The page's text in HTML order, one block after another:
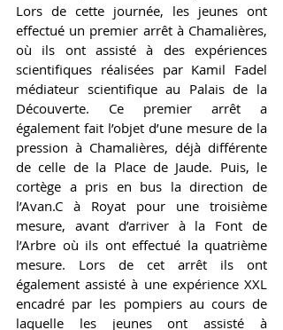
Lors de cette journée, les jeunes ont
effectué un premier arrêt à Chamalières,
où ils ont assisté à des expériences
scientifiques réalisées par Kamil Fadel
médiateur scientifique au Palais de la
Découverte. Ce premier arrêt a
également fait l’objet d’une mesure de la
pression à Chamalières, déjà différente
de celle de la Place de Jaude. Puis, le
cortège a pris en bus la direction de
l’Avan.C à Royat pour une troisième
mesure, avant d’arriver à la Font de
l’Arbre où ils ont effectué la quatrième
mesure. Lors de cet arrêt ils ont
également assisté à une expérience XXL
encadré par les pompiers au cours de
laquelle les jeunes ont assisté à